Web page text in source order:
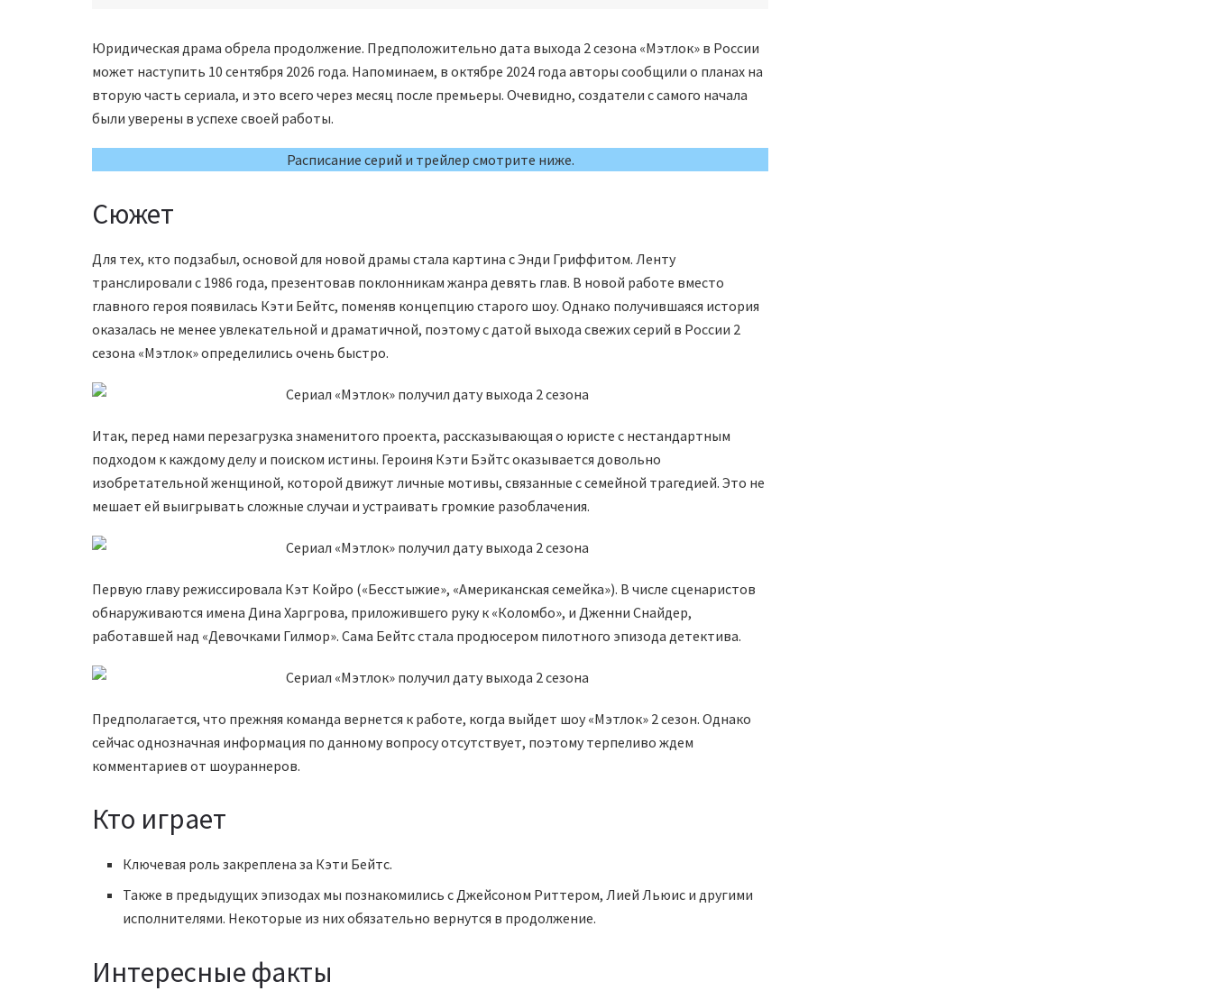
Юридическая драма обрела продолжение. Предположительно дата выхода 2 сезона «Мэтлок» в России
может наступить 10 сентября 2026 года. Напоминаем, в октябре 2024 года авторы сообщили о планах на
вторую часть сериала, и это всего через месяц после премьеры. Очевидно, создатели с самого начала
были уверены в успехе своей работы.
Расписание серий и трейлер смотрите ниже.
Сюжет
Для тех, кто подзабыл, основой для новой драмы стала картина с Энди Гриффитом. Ленту
транслировали с 1986 года, презентовав поклонникам жанра девять глав. В новой работе вместо
главного героя появилась Кэти Бейтс, поменяв концепцию старого шоу. Однако получившаяся история
оказалась не менее увлекательной и драматичной, поэтому с датой выхода свежих серий в России 2
сезона «Мэтлок» определились очень быстро.
Итак, перед нами перезагрузка знаменитого проекта, рассказывающая о юристе с нестандартным
подходом к каждому делу и поиском истины. Героиня Кэти Бэйтс оказывается довольно
изобретательной женщиной, которой движут личные мотивы, связанные с семейной трагедией. Это не
мешает ей выигрывать сложные случаи и устраивать громкие разоблачения.
Первую главу режиссировала Кэт Койро («Бесстыжие», «Американская семейка»). В числе сценаристов
обнаруживаются имена Дина Харгрова, приложившего руку к «Коломбо», и Дженни Снайдер,
работавшей над «Девочками Гилмор». Сама Бейтс стала продюсером пилотного эпизода детектива.
Предполагается, что прежняя команда вернется к работе, когда выйдет шоу «Мэтлок» 2 сезон. Однако
сейчас однозначная информация по данному вопросу отсутствует, поэтому терпеливо ждем
комментариев от шоураннеров.
Кто играет
Ключевая роль закреплена за Кэти Бейтс.
Также в предыдущих эпизодах мы познакомились с Джейсоном Риттером, Лией Льюис и другими
исполнителями. Некоторые из них обязательно вернутся в продолжение.
Интересные факты